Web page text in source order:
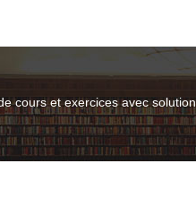
cours et exercices avec